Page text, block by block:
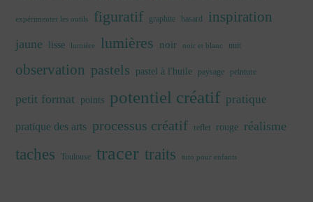
expérimenter les outils figuratif graphite hasard inspiration
jaune lisse lumière lumières noir noir et blanc nuit
observation pastels pastel à l'huile paysage peinture
petit format points potentiel créatif pratique
pratique des arts processus créatif reflet rouge réalisme
taches Toulouse tracer traits tuto pour enfants